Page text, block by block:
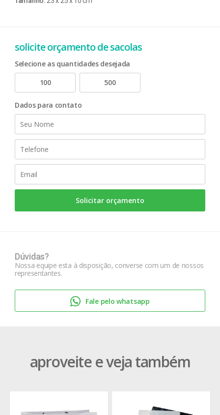
solicite orçamento de sacolas
Selecione as quantidades desejada
100
500
Dados para contato
Solicitar orçamento
Dúvidas?
Nossa equipe esta à disposição, converse com um de nossos
representantes.
Fale pelo whatsapp
aproveite e veja também